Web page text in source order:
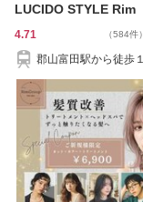
LUCIDO STYLE Rim
4.71 （584件）
郡山富田駅から徒